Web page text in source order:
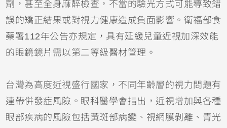
劑，甚至全身麻醉檢查，不當的驗光方式可能導致錯
誤的矯正結果或對視力健康造成負面影響。衛福部食
藥署112年公告亦規定，具有延緩兒童近視加深效能
的眼鏡鏡片需以第二等級醫材管理。
台灣為高度近視盛行國家，不同年齡層的視力問題有
連帶併發症風險。眼科醫學會指出，近視增加與各種
眼部疾病的風險包括黃斑部病變、視網膜剝離、青光